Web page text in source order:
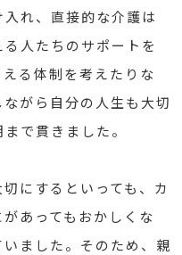
れ、直接的な介護は
人たちのサポートを
る体制を考えたりな
がら自分の人生も大切
で貫きました。
にするといっても、カ
あってもおかしくな
ました。そのため、親